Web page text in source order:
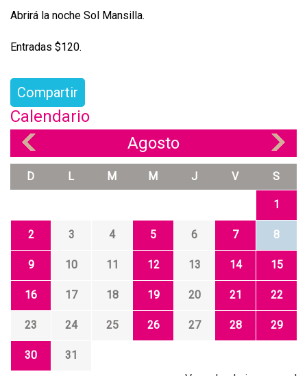
Abrirá la noche Sol Mansilla.
Entradas $120.
Compartir
Calendario
Agosto
D L M M J V S
1
2 3 4 5 6 7 8
9 10 11 12 13 14 15
16 17 18 19 20 21 22
23 24 25 26 27 28 29
30
31